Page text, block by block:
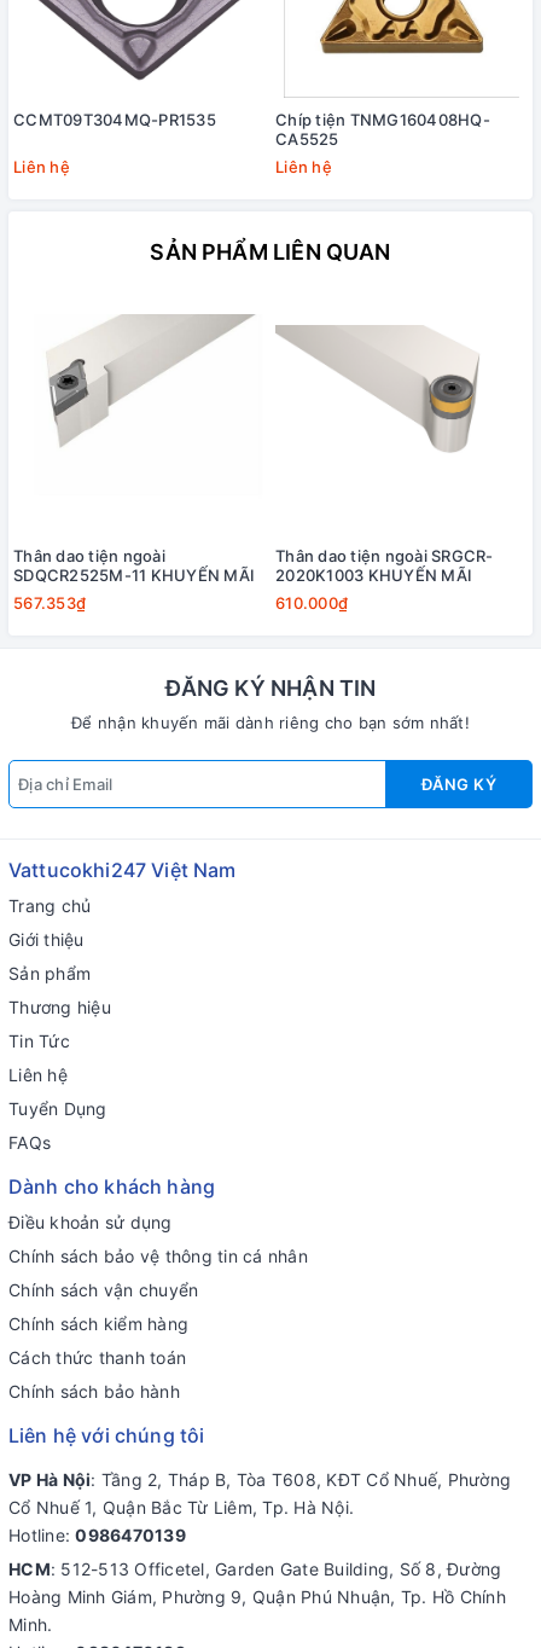
CCMT09T304MQ-PR1535
Liên hệ
Chíp tiện TNMG160408HQ-
CA5525
Liên hệ
SẢN PHẨM LIÊN QUAN
Thân dao tiện ngoài
SDQCR2525M-11 KHUYẾN MÃI
567.353₫
Thân dao tiện ngoài SRGCR-
2020K1003 KHUYẾN MÃI
610.000₫
ĐĂNG KÝ NHẬN TIN
Để nhận khuyến mãi dành riêng cho bạn sớm nhất!
ĐĂNG KÝ
Vattucokhi247 Việt Nam
Trang chủ
Giới thiệu
Sản phẩm
Thương hiệu
Tin Tức
Liên hệ
Tuyển Dụng
FAQs
Dành cho khách hàng
Điều khoản sử dụng
Chính sách bảo vệ thông tin cá nhân
Chính sách vận chuyển
Chính sách kiểm hàng
Cách thức thanh toán
Chính sách bảo hành
Liên hệ với chúng tôi
VP Hà Nội: Tầng 2, Tháp B, Tòa T608, KĐT Cổ Nhuế, Phường
Cổ Nhuế 1, Quận Bắc Từ Liêm, Tp. Hà Nội.
Hotline:0986470139
HCM: 512-513 Officetel, Garden Gate Building, Số 8, Đường
Hoàng Minh Giám, Phường 9, Quận Phú Nhuận, Tp. Hồ Chính
Minh.